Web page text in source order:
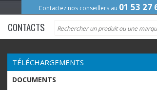
Contactez nos conseillers au 01 53 27
CONTACTS
TÉLÉCHARGEMENTS
DOCUMENTS